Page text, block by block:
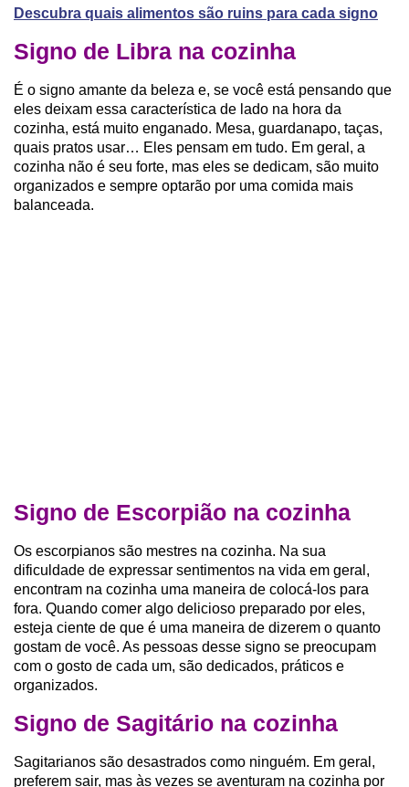
Descubra quais alimentos são ruins para cada signo
Signo de Libra na cozinha
É o signo amante da beleza e, se você está pensando que
eles deixam essa característica de lado na hora da
cozinha, está muito enganado. Mesa, guardanapo, taças,
quais pratos usar… Eles pensam em tudo. Em geral, a
cozinha não é seu forte, mas eles se dedicam, são muito
organizados e sempre optarão por uma comida mais
balanceada.
Signo de Escorpião na cozinha
Os escorpianos são mestres na cozinha. Na sua
dificuldade de expressar sentimentos na vida em geral,
encontram na cozinha uma maneira de colocá-los para
fora. Quando comer algo delicioso preparado por eles,
esteja ciente de que é uma maneira de dizerem o quanto
gostam de você. As pessoas desse signo se preocupam
com o gosto de cada um, são dedicados, práticos e
organizados.
Signo de Sagitário na cozinha
Sagitarianos são desastrados como ninguém. Em geral,
preferem sair, mas às vezes se aventuram na cozinha por